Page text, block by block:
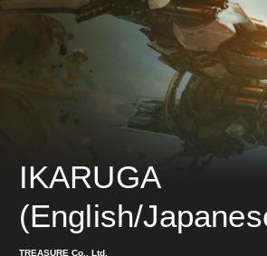
IKARUGA
(English/
TREASURE Co., Ltd.